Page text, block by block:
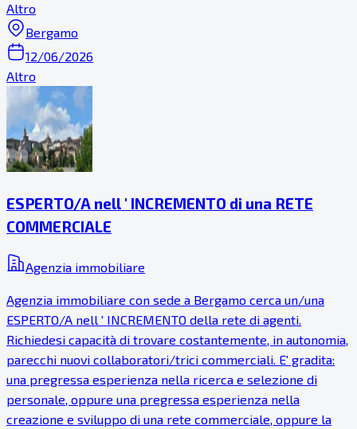
Altro
Bergamo
12/06/2026
Altro
ESPERTO/A nell ' INCREMENTO di una RETE
COMMERCIALE
Agenzia immobiliare
Agenzia immobiliare con sede a Bergamo cerca un/una
ESPERTO/A nell ' INCREMENTO della rete di agenti.
Richiedesi capacità di trovare costantemente, in autonomia,
parecchi nuovi collaboratori/trici commerciali. E' gradita:
una pregressa esperienza nella ricerca e selezione di
personale, oppure una pregressa esperienza nella
creazione e sviluppo di una rete commerciale, oppure la